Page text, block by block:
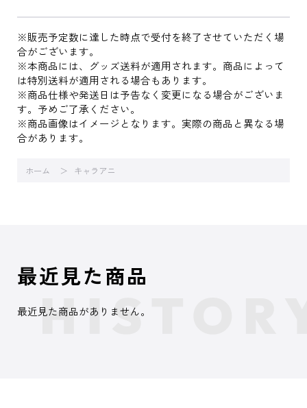
※販売予定数に達した時点で受付を終了させていただく場
合がございます。
※本商品には、グッズ送料が適用されます。商品によって
は特別送料が適用される場合もあります。
※商品仕様や発送日は予告なく変更になる場合がございま
す。予めご了承ください。
※商品画像はイメージとなります。実際の商品と異なる場
合があります。
ホーム キャラアニ
最近見た商品
最近見た商品がありません。